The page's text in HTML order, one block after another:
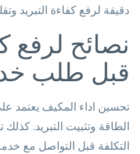
دقيقة لرفع كفاءة التبريد
نصائح لرفع
قبل طلب
تحسين اداء المكيف يعتمد
الطاقة وتثبيت التبريد.
التكلفة قبل التواصل مع